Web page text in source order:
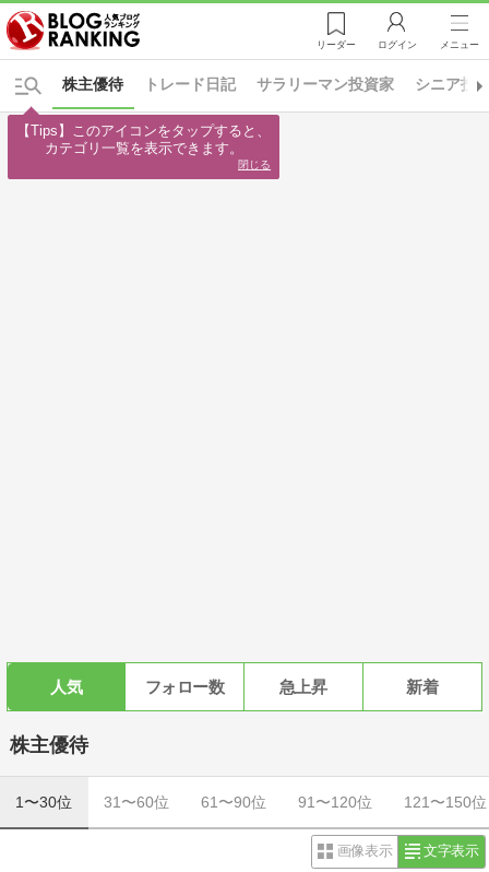
リーダー ログイン メニュー
トレード日記 サラリーマン投資家 シニア投
株主優待
人気 フォロー数 急上昇 新着
株主優待
1〜30位 31〜60位 61〜90位 91〜120位 121〜150位
画像表示 文字表示
【Tips】このアイコンをタップすると、
カテゴリ一覧を表示できます。
閉じる